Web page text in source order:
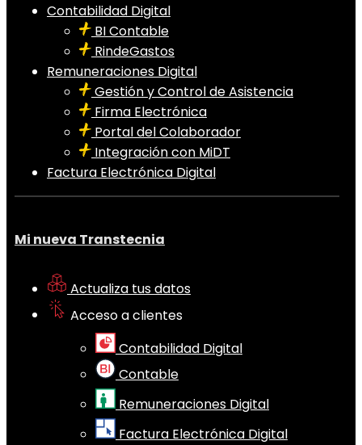
Contabilidad Digital
BI Contable
RindeGastos
Remuneraciones Digital
Gestión y Control de Asistencia
Firma Electrónica
Portal del Colaborador
Integración con MiDT
Factura Electrónica Digital
Mi nueva Transtecnia
Actualiza tus datos
Acceso a clientes
Contabilidad Digital
Contable
Remuneraciones Digital
Factura Electrónica Digital